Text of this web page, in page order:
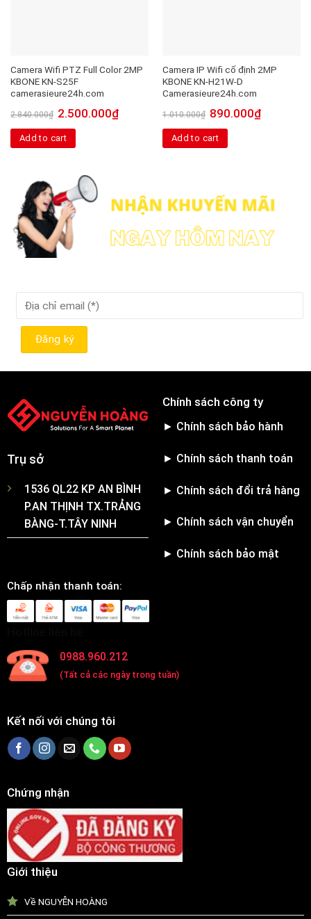
Camera Wifi PTZ Full Color 2MP
KBONE KN-S25F
camerasieure24h.com
2.840.000₫ 2.500.000₫
Add to cart
Camera IP Wifi cố định 2MP
KBONE KN-H21W-D
Camerasieure24h.com
1.010.000₫ 890.000₫
Add to cart
Trụ sở
1536 QL22 KP AN BÌNH
P.AN THỊNH TX.TRẢNG
BÀNG-T.TÂY NINH
Chính sách công ty
► Chính sách bảo hành
► Chính sách thanh toán
► Chính sách đổi trả hàng
► Chính sách vận chuyển
► Chính sách bảo mật
Chấp nhận thanh toán:
0988.960.212
(Tất cả các ngày trong tuần)
Kết nối với chúng tôi
Chứng nhận
Giới thiệu
Về NGUYỄN HOÀNG